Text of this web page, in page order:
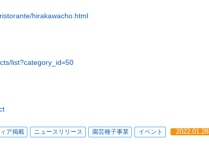
hirakawacho.html
list?category_id=50
ア掲載 ニュースリリース 園芸種子事業 イベント 2022.01.28